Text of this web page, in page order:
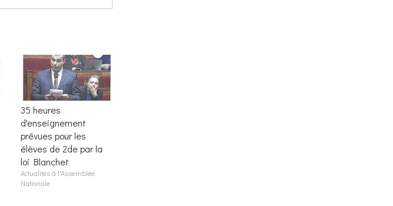
35 heures
d'enseignement
prévues pour les
élèves de 2de par la
loi Blanchet
Actualités à l'Assemblée
Nationale